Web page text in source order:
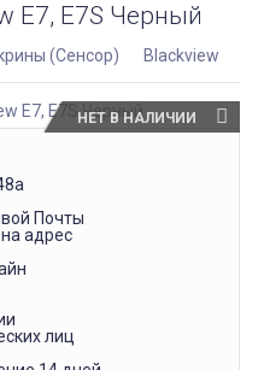
E7, E7S Черный
(Сенсор) Blackview
НЕТ В НАЛИЧИИ
Почты
адрес
лиц